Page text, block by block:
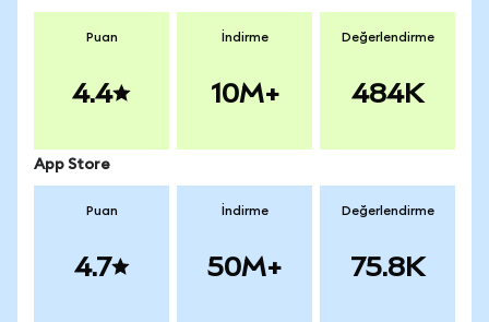
Puan
4.4
İndirme
10M+
Değerlendirme
484K
App Store
Puan
4.7
İndirme
50M+
Değerlendirme
75.8K